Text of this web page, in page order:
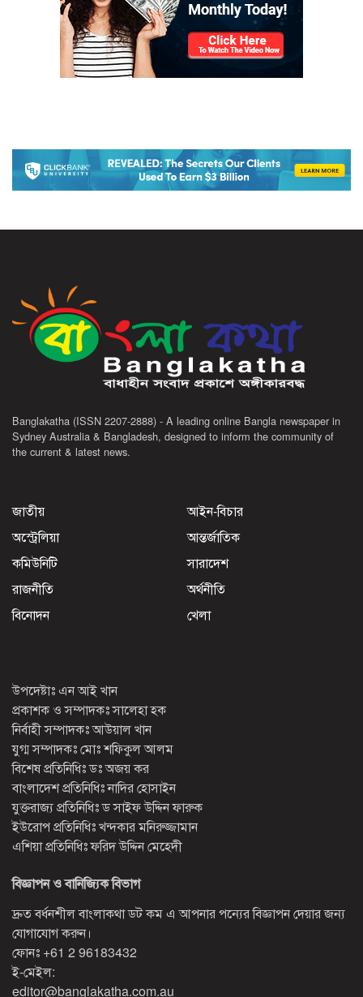
Banglakatha (ISSN 2207-2888) - A leading online Bangla newspaper in
Sydney Australia & Bangladesh, designed to inform the community of
the current & latest news.
জাতীয়
আইন-বিচার
অস্ট্রেলিয়া
আন্তর্জাতিক
কমিউনিটি
সারাদেশ
রাজনীতি
অর্থনীতি
বিনোদন
খেলা
উপদেষ্টাঃ এন আই খান
প্রকাশক ও সম্পাদকঃ সালেহা হক
নির্বাহী সম্পাদকঃ আউয়াল খান
যুগ্ম সম্পাদকঃ মোঃ শফিকুল আলম
বিশেষ প্রতিনিধিঃ ডঃ অজয় কর
বাংলাদেশ প্রতিনিধিঃ নাদির হোসাইন
যুক্তরাজ্য প্রতিনিধিঃ ড সাইফ উদ্দিন ফারুক
ইউরোপ প্রতিনিধিঃ খন্দকার মনিরুজ্জামান
এশিয়া প্রতিনিধিঃ ফরিদ উদ্দিন মেহেদী
বিজ্ঞাপন ও বানিজ্যিক বিভাগ
দ্রুত বর্ধনশীল বাংলাকথা ডট কম এ আপনার পন্যের বিজ্ঞাপন দেয়ার জন্য
যোগাযোগ করুন।
ফোনঃ +61 2 96183432
ই-মেইল:
editor@banglakatha.com.au